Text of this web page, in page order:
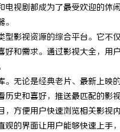
电视剧都成为了最受欢迎的
型影视资源的综合平台。它
好和需求。通过影视大全，
。无论是经典老片、最新上
历史和喜好，推送最匹配的
，方便用户快速浏览相关影视
观的界面让用户能够快速上